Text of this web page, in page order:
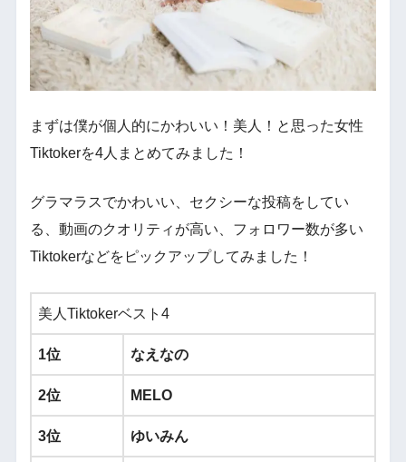
まずは僕が個人的にかわいい！美人！と思った女性
Tiktokerを4人まとめてみました！
グラマラスでかわいい、セクシーな投稿をしてい
る、動画のクオリティが高い、フォロワー数が多い
Tiktokerなどをピックアップしてみました！
美人Tiktokerベスト4
1位 なえなの
2位 MELO
3位 ゆいみん